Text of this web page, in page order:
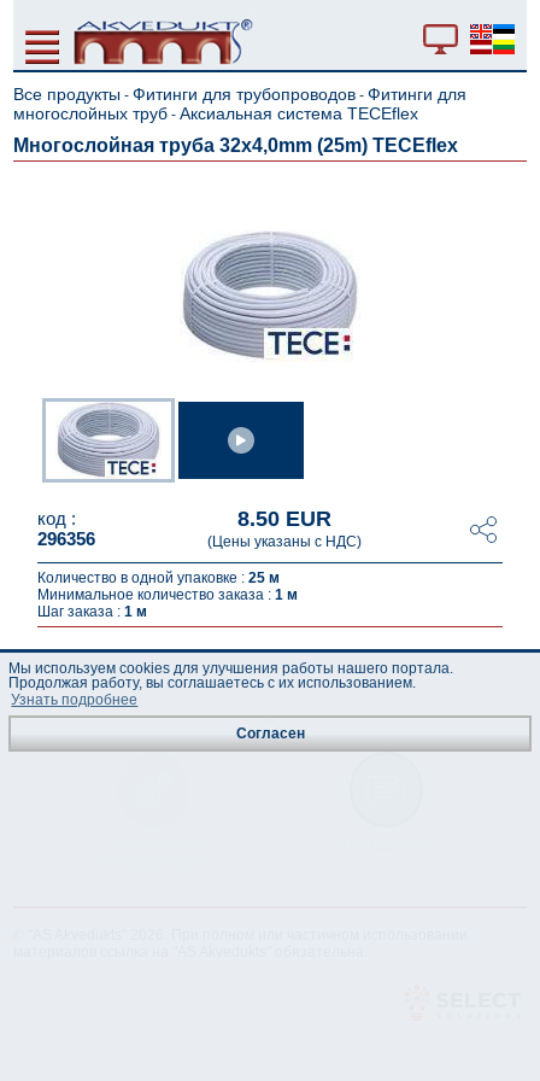
Все продукты -Фитинги для трубопроводов -Фитинги для
многослойных труб -Аксиальная система TECEflex
Многослойная труба 32x4,0mm (25m) TECEflex
код :
296356
8.50 EUR
(Цены указаны с НДС)
Количество в одной упаковке :25 м
Минимальное количество заказа :1 м
Шаг заказа :1 м
Мы используем cookies для улучшения работы нашего портала.
Продолжая работу, вы соглашаетесь с их использованием.
Узнать подробнее
Согласен